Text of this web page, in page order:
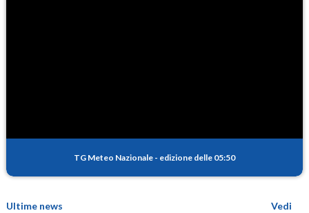
TG Meteo Nazionale - edizione delle 05:50
Ultime news
Vedi